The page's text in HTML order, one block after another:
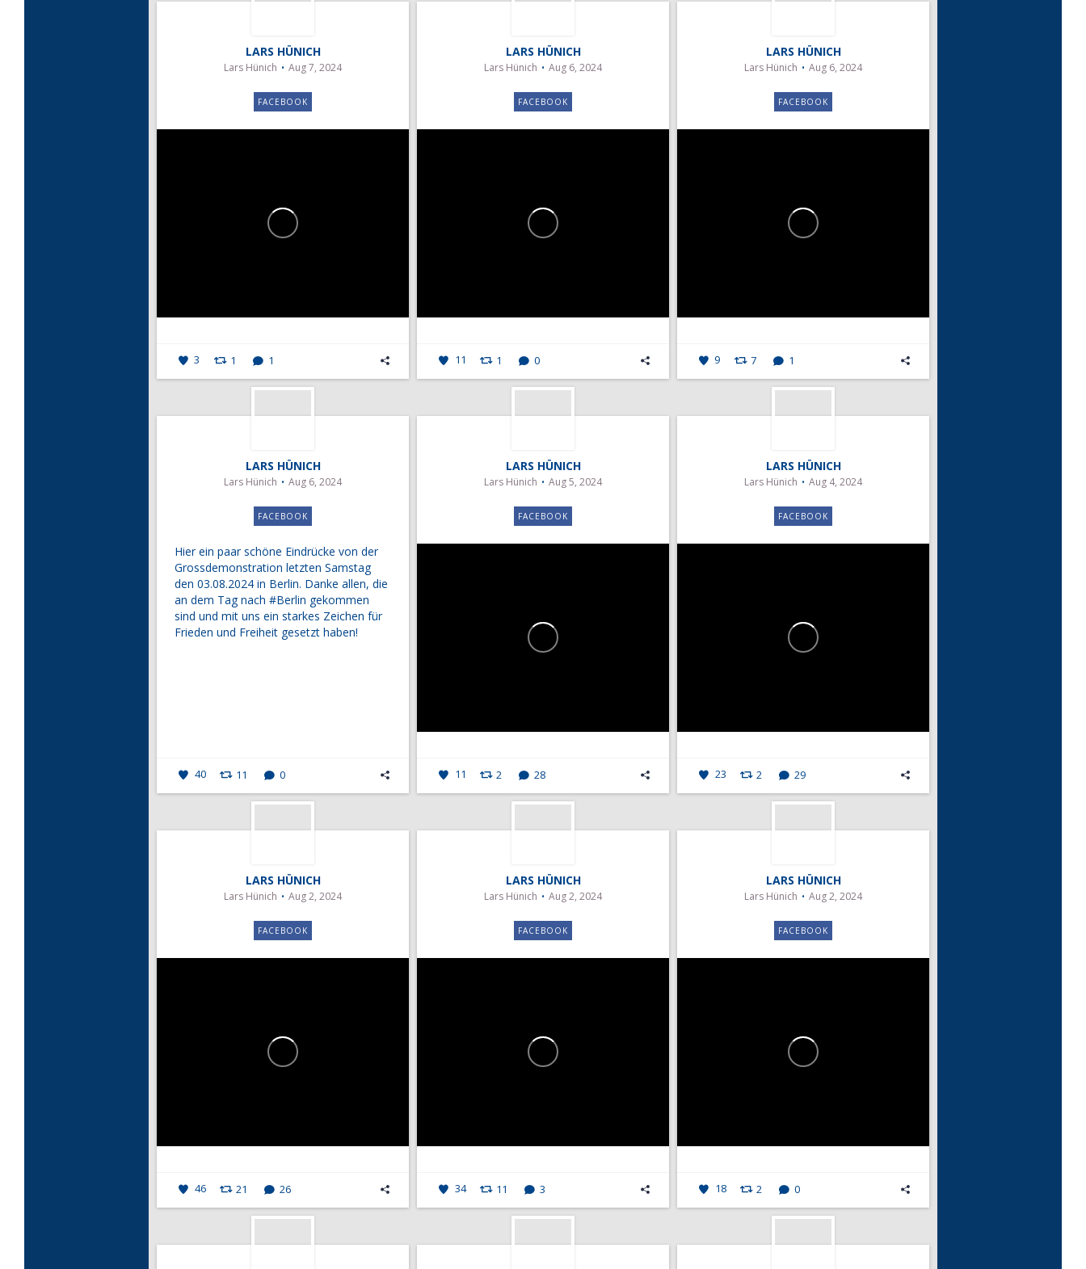
LARS HÜNICH
Lars Hünich Aug 7, 2024
FACEBOOK
3 1 1
LARS HÜNICH
Lars Hünich Aug 6, 2024
FACEBOOK
11 1 0
LARS HÜNICH
Lars Hünich Aug 6, 2024
FACEBOOK
9 7 1
LARS HÜNICH
Lars Hünich Aug 6, 2024
FACEBOOK
Hier ein paar schöne Eindrücke von der
Grossdemonstration letzten Samstag
den 03.08.2024 in Berlin. Danke allen, die
an dem Tag nach #Berlin gekommen
sind und mit uns ein starkes Zeichen für
Frieden und Freiheit gesetzt haben!
40 11 0
LARS HÜNICH
Lars Hünich Aug 5, 2024
FACEBOOK
11 2 28
LARS HÜNICH
Lars Hünich Aug 4, 2024
FACEBOOK
23 2 29
LARS HÜNICH
Lars Hünich Aug 2, 2024
FACEBOOK
46 21 26
LARS HÜNICH
Lars Hünich Aug 2, 2024
FACEBOOK
34 11 3
LARS HÜNICH
Lars Hünich Aug 2, 2024
FACEBOOK
18 2 0